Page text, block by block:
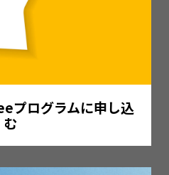
プログラムに申し込
む